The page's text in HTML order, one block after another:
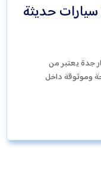
حديثة
جدة يعتبر من
وموثوقة داخل